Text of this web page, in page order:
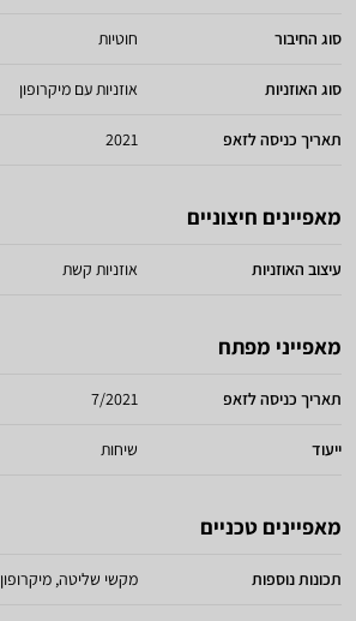
סוג החיבור חוטיות
סוג האוזניות אוזניות עם מיקרופון
תאריך כניסה לזאפ 2021
מאפיינים חיצוניים
עיצוב האוזניות אוזניות קשת
מאפייני מפתח
תאריך כניסה לזאפ 7/2021
ייעוד שיחות
מאפיינים טכניים
תכונות נוספות מקשי שליטה, מיקרופון